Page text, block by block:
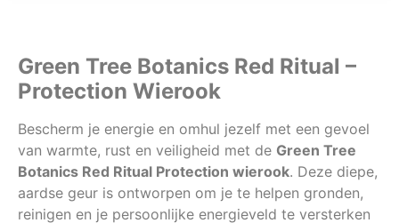
Green Tree Botanics Red Ritual –
Protection Wierook
Bescherm je energie en omhul jezelf met een gevoel
van warmte, rust en veiligheid met de Green Tree
Botanics Red Ritual Protection wierook. Deze diepe,
aardse geur is ontworpen om je te helpen gronden,
reinigen en je persoonlijke energieveld te versterken